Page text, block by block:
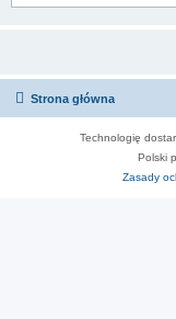
Strona główna
Technologię
Polski
Zasady